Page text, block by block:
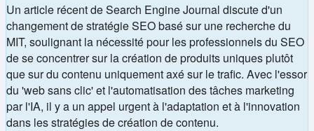
Un article récent de Search Engine Journal discute d'un
changement de stratégie SEO basé sur une recherche du
MIT, soulignant la nécessité pour les professionnels du SEO
de se concentrer sur la création de produits uniques plutôt
que sur du contenu uniquement axé sur le trafic. Avec l'essor
du 'web sans clic' et l'automatisation des tâches marketing
par l'IA, il y a un appel urgent à l'adaptation et à l'innovation
dans les stratégies de création de contenu.